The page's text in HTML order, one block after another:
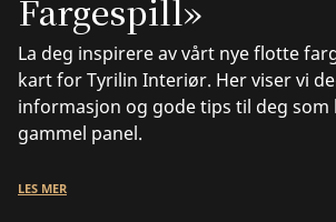
Fargespill»
La deg inspirere av vårt nye flotte
kart for Tyrilin Interiør. Her viser vi
informasjon og gode tips til deg som
gammel panel.
LES MER